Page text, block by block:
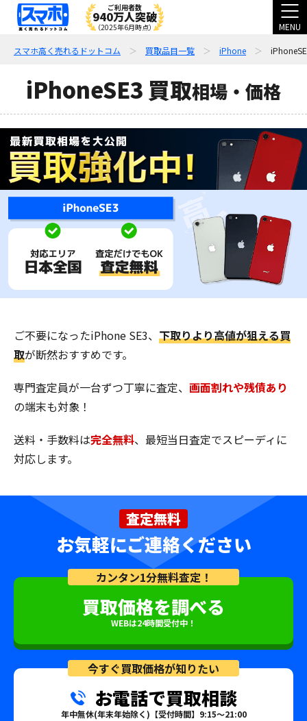
ご利用者数
940万人突破
（2025年6月時点） MENU
スマホ高く売れるドットコム 買取品目一覧 iPhone
iPhoneSE3 買取相場・価格
ご不要になったiPhone SE3、 下取りより高値が狙える買
取が断然おすすめです。
専門査定員が一台ずつ丁寧に査定、 画面割れや残債あり
の端末も対象！
送料・手数料は完全無料、最短当日査定でスピーディに
対応します。
査定無料
お気軽にご連絡ください
カンタン1分無料査定！
買取価格を調べる
WEBは24時間受付中！
今すぐ買取価格が知りたい
お電話で買取相談
年中無休(年末年始除く)【受付時間】9:15～21:00